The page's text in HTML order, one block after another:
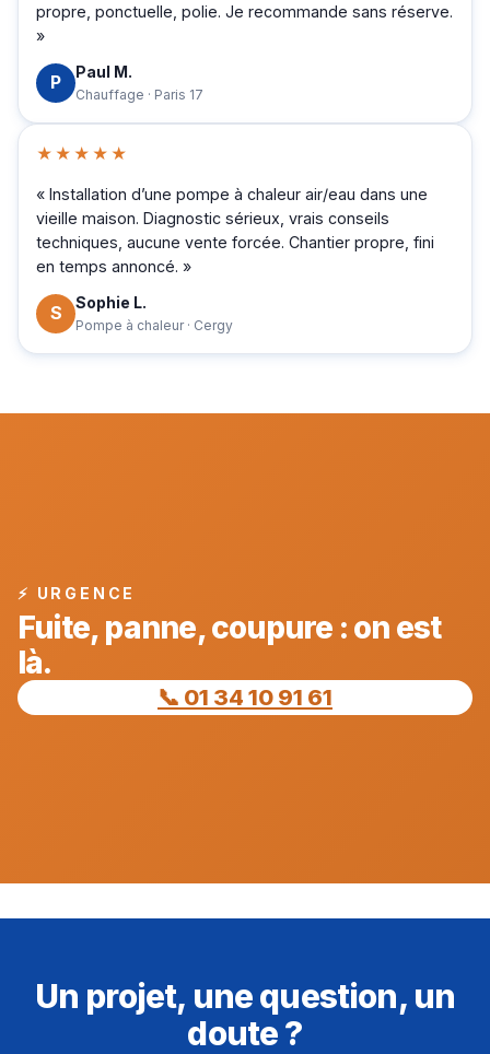
propre, ponctuelle, polie. Je recommande sans réserve.
»
P Paul M.
Chauffage · Paris 17
★★★★★
« Installation d’une pompe à chaleur air/eau dans une
vieille maison. Diagnostic sérieux, vrais conseils
techniques, aucune vente forcée. Chantier propre, fini
en temps annoncé. »
S Sophie L.
Pompe à chaleur · Cergy
⚡ URGENCE
Fuite, panne, coupure : on est
là.
📞 01 34 10 91 61
Un projet, une question, un
doute ?